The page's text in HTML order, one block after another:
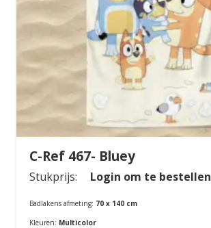
C-Ref 467- Bluey
Stukprijs: Login om te bestellen
Badlakens afmeting: 70 x 140 cm
Kleuren: Multicolor